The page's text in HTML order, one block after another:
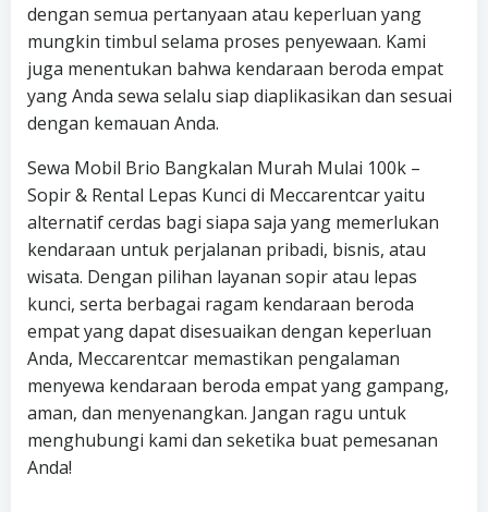
dengan semua pertanyaan atau keperluan yang
mungkin timbul selama proses penyewaan. Kami
juga menentukan bahwa kendaraan beroda empat
yang Anda sewa selalu siap diaplikasikan dan sesuai
dengan kemauan Anda.
Sewa Mobil Brio Bangkalan Murah Mulai 100k –
Sopir & Rental Lepas Kunci di Meccarentcar yaitu
alternatif cerdas bagi siapa saja yang memerlukan
kendaraan untuk perjalanan pribadi, bisnis, atau
wisata. Dengan pilihan layanan sopir atau lepas
kunci, serta berbagai ragam kendaraan beroda
empat yang dapat disesuaikan dengan keperluan
Anda, Meccarentcar memastikan pengalaman
menyewa kendaraan beroda empat yang gampang,
aman, dan menyenangkan. Jangan ragu untuk
menghubungi kami dan seketika buat pemesanan
Anda!